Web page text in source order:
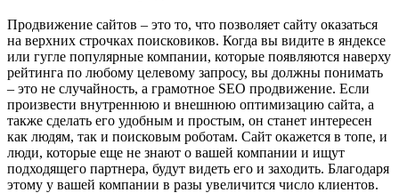
Продвижение сайтов – это то, что позволяет сайту оказаться
на верхних строчках поисковиков. Когда вы видите в яндексе
или гугле популярные компании, которые появляются наверху
рейтинга по любому целевому запросу, вы должны понимать
– это не случайность, а грамотное SEO продвижение. Если
произвести внутреннюю и внешнюю оптимизацию сайта, а
также сделать его удобным и простым, он станет интересен
как людям, так и поисковым роботам. Сайт окажется в топе, и
люди, которые еще не знают о вашей компании и ищут
подходящего партнера, будут видеть его и заходить. Благодаря
этому у вашей компании в разы увеличится число клиентов.